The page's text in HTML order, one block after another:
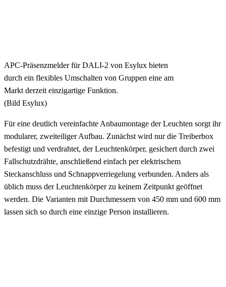
APC-Präsenzmelder für DALI-2 von Esylux bieten
durch ein flexibles Umschalten von Gruppen eine am
Markt derzeit einzigartige Funktion.
(Bild Esylux)
Für eine deutlich vereinfachte Anbaumontage der Leuchten sorgt ihr
modularer, zweiteiliger Aufbau. Zunächst wird nur die Treiberbox
befestigt und verdrahtet, der Leuchtenkörper, gesichert durch zwei
Fallschutzdrähte, anschließend einfach per elektrischem
Steckanschluss und Schnappverriegelung verbunden. Anders als
üblich muss der Leuchtenkörper zu keinem Zeitpunkt geöffnet
werden. Die Varianten mit Durchmessern von 450 mm und 600 mm
lassen sich so durch eine einzige Person installieren.